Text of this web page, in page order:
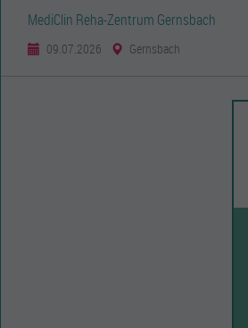
MediClin Reha-Zentrum Gernsbach
09.07.2026 Gernsbach